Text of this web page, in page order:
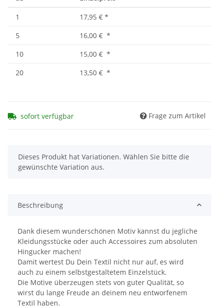
1 17,95 € *
5
16,00 € *
10
15,00 € *
20
13,50 € *
sofort verfügbar Frage zum Artikel
x
Dieses Produkt hat Variationen. Wählen Sie bitte die
gewünschte Variation aus.
Beschreibung
Dank diesem wunderschönen Motiv kannst du jegliche
Kleidungsstücke oder auch Accessoires zum absoluten
Hingucker machen!
Damit wertest Du Dein Textil nicht nur auf, es wird
auch zu einem selbstgestaltetem Einzelstück.
Die Motive überzeugen stets von guter Qualität, so
wirst du lange Freude an deinem neu entworfenem
Textil haben.